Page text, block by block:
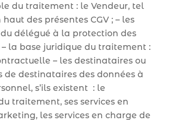
du traitement : le Vendeur, tel
des présentes CGV ; – les
délégué à la protection des
– la base juridique du traitement :
– les destinataires ou
de destinataires des données à
s’ils existent : le
traitement, ses services en
les services en charge de